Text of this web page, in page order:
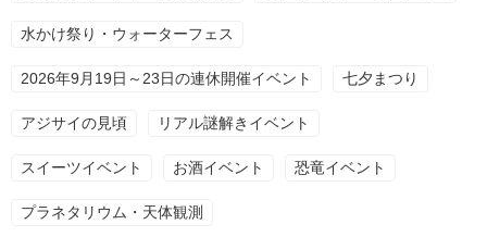
水かけ祭り・ウォーターフェス
2026年9月19日～23日の連休開催イベント 七夕まつり
アジサイの見頃 リアル謎解きイベント
スイーツイベント お酒イベント 恐竜イベント
プラネタリウム・天体観測